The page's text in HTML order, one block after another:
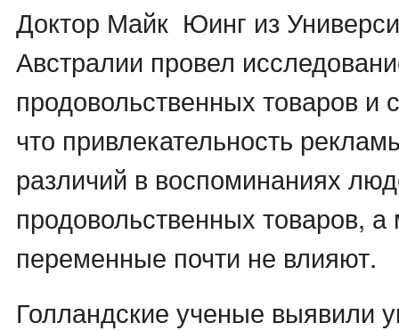
Доктор Майк Юинг из
Австралии провел
продовольственных товаров
что привлекательность
различий в воспоминаниях
продовольственных товаров,
переменные почти не влияют.
Голландские ученые выявили